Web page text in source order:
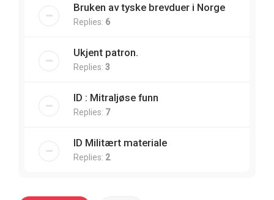
Bruken av tyske brevduer i Norge
Replies: 6
Ukjent patron.
Replies: 3
ID : Mitraljøse funn
Replies: 7
ID Militært materiale
Replies: 2